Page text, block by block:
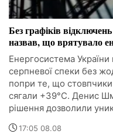
Без графіків
назвав, що врятувало
Енергосистема
серпневої спеки без
попри те, що
сягали +39°C. Денис
рішення дозволили
17:05 08.08